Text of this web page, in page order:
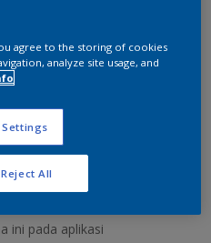
20 L
cat
Kerja Temukan Toko
ini pada aplikasi
agree to the storing of cookies
analyze site usage, and
Settings
Reject All